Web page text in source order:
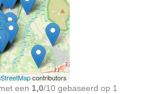
bij
contributors
een 1,0/10 gebaseerd op 1